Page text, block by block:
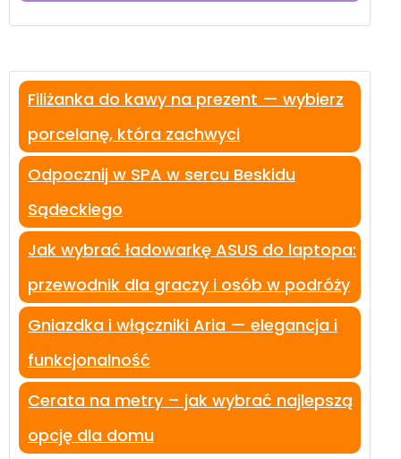
Filiżanka do kawy na prezent — wybierz
porcelanę, która zachwyci
Odpocznij w SPA w sercu Beskidu
Sądeckiego
Jak wybrać ładowarkę ASUS do laptopa:
przewodnik dla graczy i osób w podróży
Gniazdka i włączniki Aria — elegancja i
funkcjonalność
Cerata na metry – jak wybrać najlepszą
opcję dla domu